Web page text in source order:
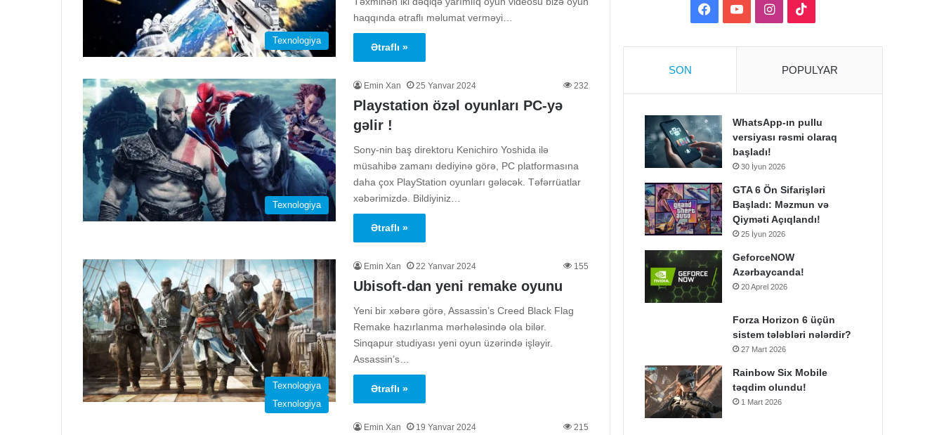
Texnologiya
haqqında ətraflı məlumat verməyi…
Ətraflı »
Texnologiya
Emin Xan 25 Yanvar 2024 232
Playstation özəl oyunları PC-yə
gəlir !
Sony-nin baş direktoru Kenichiro Yoshida ilə
müsahibə zamanı dediyinə görə, PC platformasına
daha çox PlayStation oyunları gələcək. Təfərrüatlar
xəbərimizdə. Bildiyiniz…
Ətraflı »
Texnologiya
Emin Xan 22 Yanvar 2024 155
Ubisoft-dan yeni remake oyunu
Yeni bir xəbərə görə, Assassin’s Creed Black Flag
Remake hazırlanma mərhələsində ola bilər.
Sinqapur studiyası yeni oyun üzərində işləyir.
Assassin’s…
Ətraflı »
Texnologiya
Emin Xan 19 Yanvar 2024 215
Facebook
YouTubeInstagram
SON POPULYAR
WhatsApp-ın pullu
versiyası rəsmi olaraq
başladı!
30 İyun 2026
GTA 6 Ön Sifarişləri
Başladı: Məzmun və
Qiyməti Açıqlandı!
25 İyun 2026
GeforceNOW
Azərbaycanda!
20 Aprel 2026
Forza Horizon 6 üçün
sistem tələbləri nələrdir?
27 Mart 2026
Rainbow Six Mobile
təqdim olundu!
1 Mart 2026